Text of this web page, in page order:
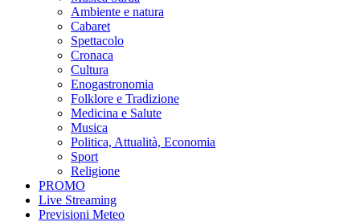
Ambiente e natura
Cabaret
Spettacolo
Cronaca
Cultura
Enogastronomia
Folklore e Tradizione
Medicina e Salute
Musica
Politica, Attualità, Economia
Sport
Religione
PROMO
Live Streaming
Previsioni Meteo